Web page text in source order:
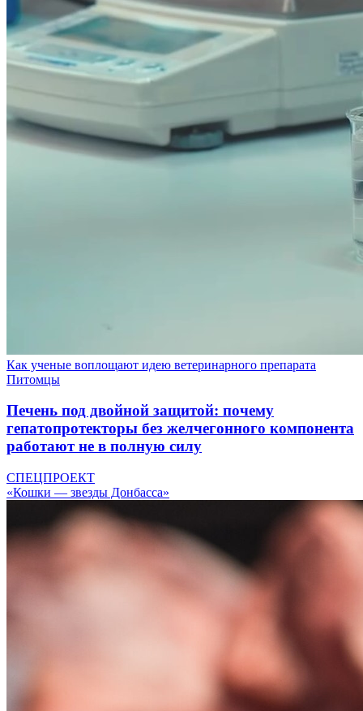
Как ученые воплощают идею ветеринарного препарата
Питомцы
Печень под двойной защитой: почему
гепатопротекторы без желчегонного компонента
работают не в полную силу
СПЕЦПРОЕКТ
«Кошки — звезды Донбасса»